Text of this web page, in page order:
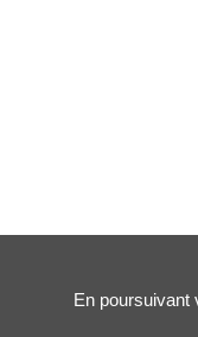
En poursuivant